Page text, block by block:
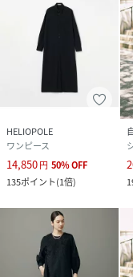
HELIOPOLE
ワンピース
14,850円 50%OFF
135ポイント(1倍)